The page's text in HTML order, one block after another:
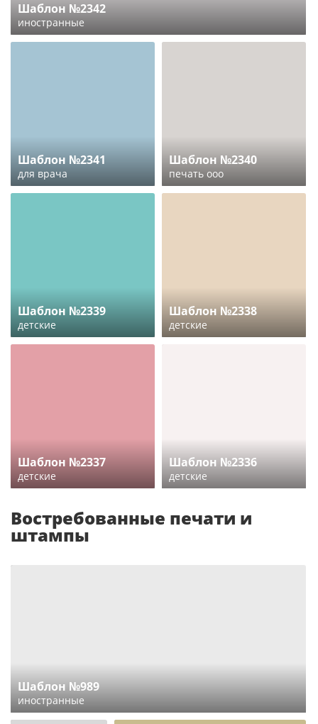
Шаблон №2342
иностранные
Шаблон №2341
для врача
Шаблон №2340
печать ооо
Шаблон №2339
детские
Шаблон №2338
детские
Шаблон №2337
детские
Шаблон №2336
детские
Востребованные печати и
штампы
Шаблон №989
иностранные